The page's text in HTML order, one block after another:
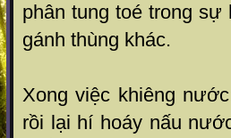
phân tung toé trong sự
gánh thùng khác.
Xong việc khiêng
rồi lại hí hoáy nấu